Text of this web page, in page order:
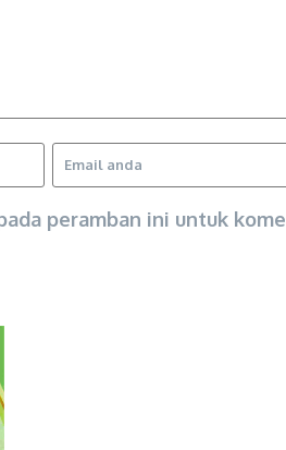
peramban ini untuk